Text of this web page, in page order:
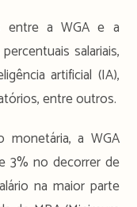
entre a WGA e a
salariais,
artificial (IA),
entre outros.
monetária, a WGA
3% no decorrer de
na maior parte